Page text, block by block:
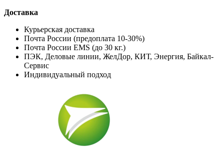
Доставка
Курьерская доставка
Почта России (предоплата 10-30%)
Почта России EMS (до 30 кг.)
ПЭК, Деловые линии, ЖелДор, КИТ, Энергия, Байкал-
Сервис
Индивидуальный подход